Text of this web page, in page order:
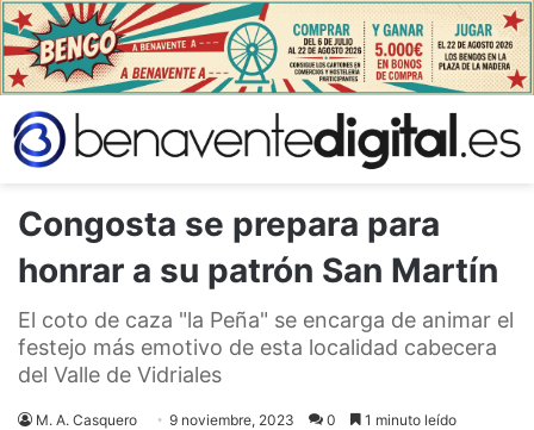
Congosta se prepara para
honrar a su patrón San Martín
El coto de caza "la Peña" se encarga de animar el
festejo más emotivo de esta localidad cabecera
del Valle de Vidriales
M. A. Casquero 9 noviembre, 2023 0 1 minuto leído